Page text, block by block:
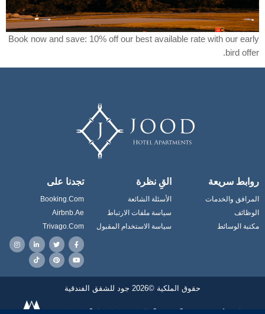
Book now and save: 10% off our best available rate with our early
bird offer.
روابط سريعة
المرافق والخدمات
الوظائف
مكتبة الوسائط
القِ نظرة
الأسئلة الشائعة
سياسة ملفات الارتباط
سياسة الاستخدام المقبول
تجدنا على
Booking.com
Airbnb.ae
Trivago.com
حقوق الملكية ©2026 جود للشقق الفندقية